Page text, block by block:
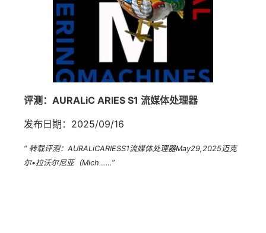
评测：AURALiC ARIES S1 流媒体处理器
发布日期：2025/09/16
“ 转载评测：AURALiCARIESS1流媒体处理器May29,2025迈克
尔•拉沃尔尼亚（Mich……”